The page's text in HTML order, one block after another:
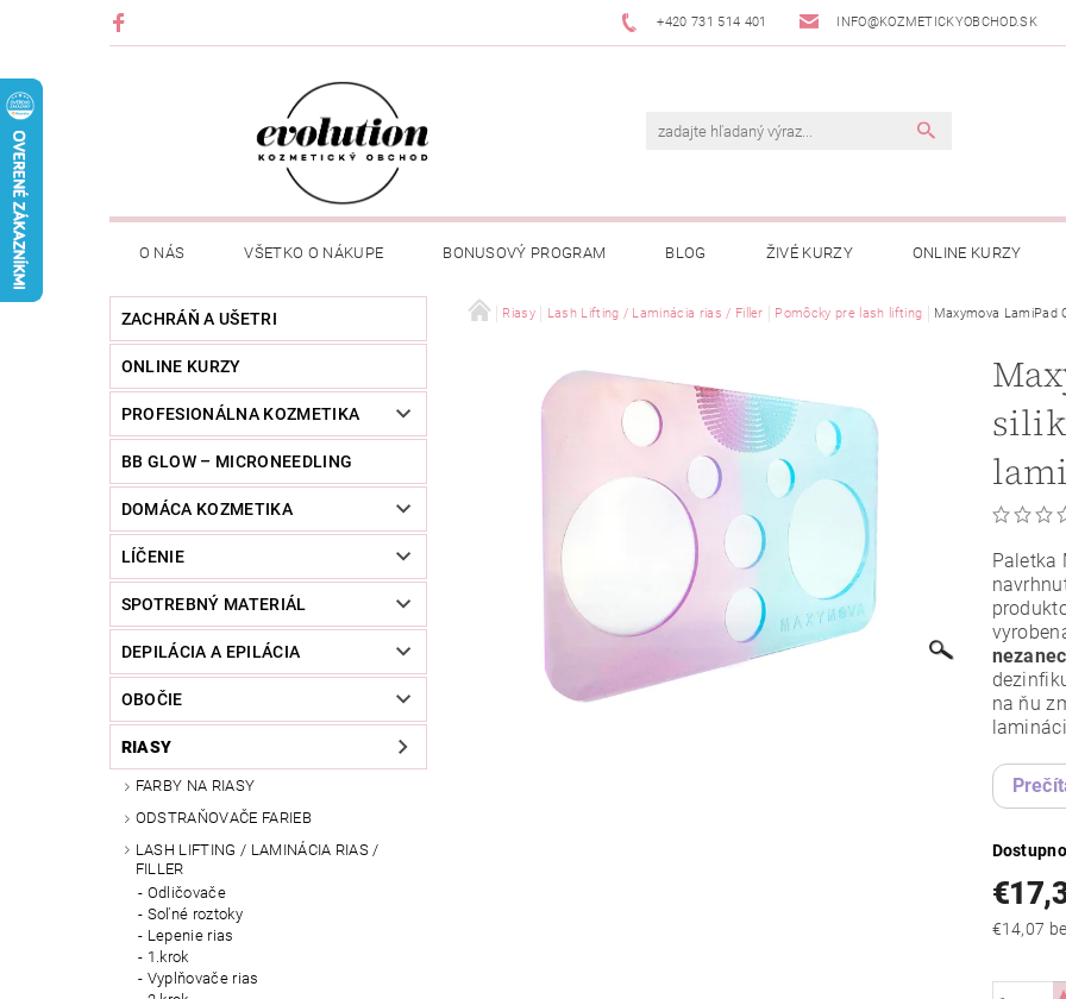
+420 731 514 401 INFO@KOZMETICKYOBCHOD.SK
O NÁS VŠETKO O NÁKUPE BONUSOVÝ PROGRAM BLOG ŽIVÉ KURZY ONLINE KURZY
ZACHRÁŇ A UŠETRI
ONLINE KURZY
PROFESIONÁLNA KOZMETIKA
BB GLOW – MICRONEEDLING
DOMÁCA KOZMETIKA
LÍČENIE
SPOTREBNÝ MATERIÁL
DEPILÁCIA A EPILÁCIA
OBOČIE
RIASY
FARBY NA RIASY
ODSTRAŇOVAČE FARIEB
LASH LIFTING / LAMINÁCIA RIAS /
FILLER
Odličovače
Soľné roztoky
Lepenie rias
1.krok
Vyplňovače rias
Riasy Lash Lifting / Laminácia rias / Filler Pomôcky pre lash lifting Maxymova LamiPad
Paletka
na ňu